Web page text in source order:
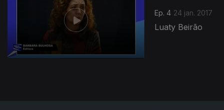
Ep. 4 24 jan. 2017
Luaty Beirão